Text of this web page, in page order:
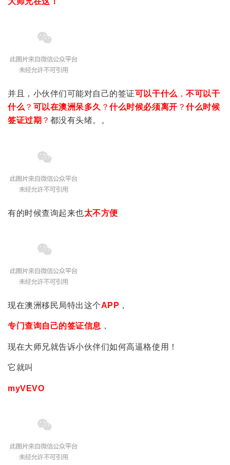
并且，小伙伴们可能对自己的签证可以干什么 ，不可以干
什么 ？ 可以在澳洲呆多久 ？什么时候必须离开 ？什么时候
签证过期 ？ 都没有头绪。。
有的时候查询起来也太不方便
现在澳洲移民局特出这个APP ，
专门查询自己的签证信息 ，
现在大师兄就告诉小伙伴们如何高逼格使用！
它就叫
myVEVO